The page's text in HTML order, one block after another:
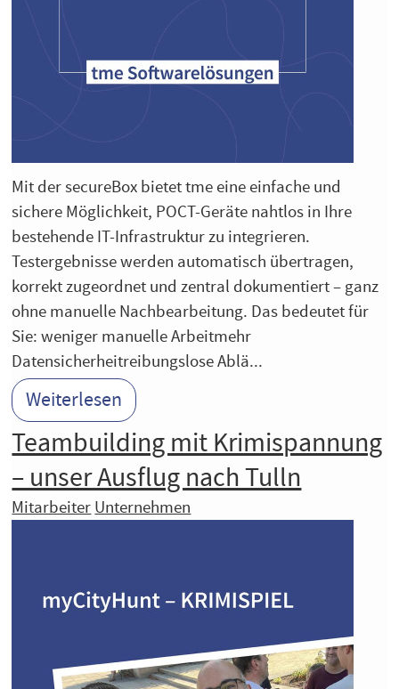
Mit der secureBox bietet tme eine einfache und
sichere Möglichkeit, POCT-Geräte nahtlos in Ihre
bestehende IT-Infrastruktur zu integrieren.
Testergebnisse werden automatisch übertragen,
korrekt zugeordnet und zentral dokumentiert – ganz
ohne manuelle Nachbearbeitung. Das bedeutet für
Sie: weniger manuelle Arbeitmehr
Datensicherheitreibungslose Ablä...
Weiterlesen
Teambuilding mit Krimispannung
– unser Ausflug nach Tulln
Mitarbeiter Unternehmen